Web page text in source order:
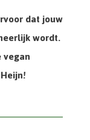
dat jouw
wordt.